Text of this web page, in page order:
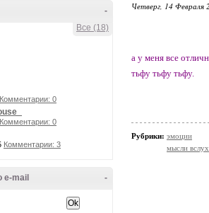
-
Все (18)
Комментарии: 0
Комментарии: 0
Комментарии: 3
-
e-mail
Четверг, 14 Февраля
а у меня все
тьфу тьфу тьфу.
Рубрики: эмоции
мысли вслух